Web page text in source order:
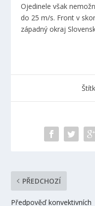
Ojedinele však
do 25 m/s. Front v
západný okraj
PŘEDCHOZÍ
Předpověď konvektivních